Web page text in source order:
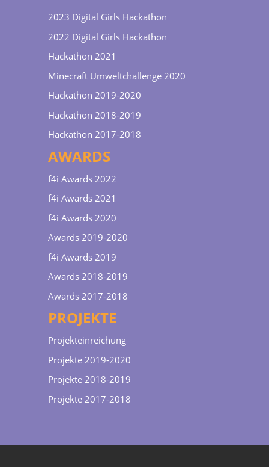
2023 Digital Girls Hackathon
2022 Digital Girls Hackathon
Hackathon 2021
Minecraft Umweltchallenge 2020
Hackathon 2019-2020
Hackathon 2018-2019
Hackathon 2017-2018
AWARDS
f4i Awards 2022
f4i Awards 2021
f4i Awards 2020
Awards 2019-2020
f4i Awards 2019
Awards 2018-2019
Awards 2017-2018
PROJEKTE
Projekteinreichung
Projekte 2019-2020
Projekte 2018-2019
Projekte 2017-2018